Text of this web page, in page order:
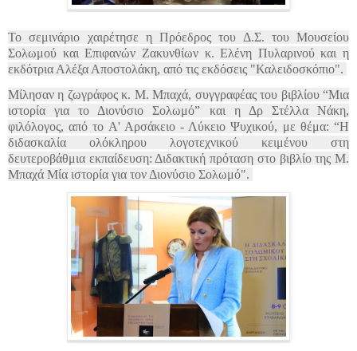
Το σεμινάριο χαιρέτησε η Πρόεδρος του Δ.Σ. του Μουσείου
Σολωμού και Επιφανών Ζακυνθίων κ. Ελένη Πυλαρινού και η
εκδότρια Αλέξα Αποστολάκη, από τις εκδόσεις "Καλειδοσκόπιο".
Μίλησαν η ζωγράφος κ. Μ. Μπαχά, συγγραφέας του βιβλίου “Μια
ιστορία για το Διονύσιο Σολωμό” και η Δρ Στέλλα Νάκη,
φιλόλογος, από το Α' Αρσάκειο - Λύκειο Ψυχικού, με θέμα: “Η
διδασκαλία ολόκληρου λογοτεχνικού κειμένου στη
δευτεροβάθμια εκπαίδευση: Διδακτική πρόταση στο βιβλίο της Μ.
Μπαχά Μία ιστορία για τον Διονύσιο Σολωμό".